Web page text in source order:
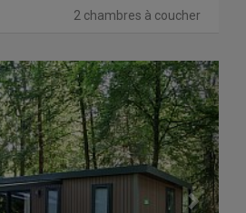
2 chambres à coucher
Next